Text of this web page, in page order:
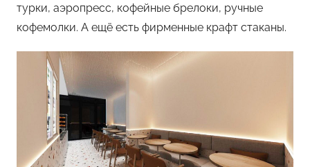
турки, аэропресс, кофейные брелоки, ручные
кофемолки. А ещё есть фирменные крафт стаканы.